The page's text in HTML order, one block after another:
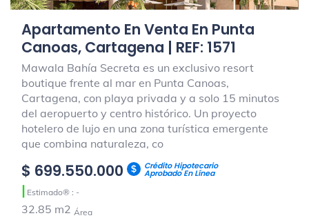
Apartamento En Venta En Punta
Canoas, Cartagena | REF: 1571
Mawala Bahía Secreta es un exclusivo resort
boutique frente al mar en Punta Canoas,
Cartagena, con playa privada y a solo 15 minutos
del aeropuerto y centro histórico. Un proyecto
hotelero de lujo en una zona turística emergente
que combina naturaleza, co
$ 699.550.000 Crédito Hipotecario
Aprobado En Línea
| Estimado® : -
32.85 m2 Área